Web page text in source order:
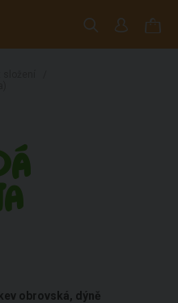
obrovská, dýně